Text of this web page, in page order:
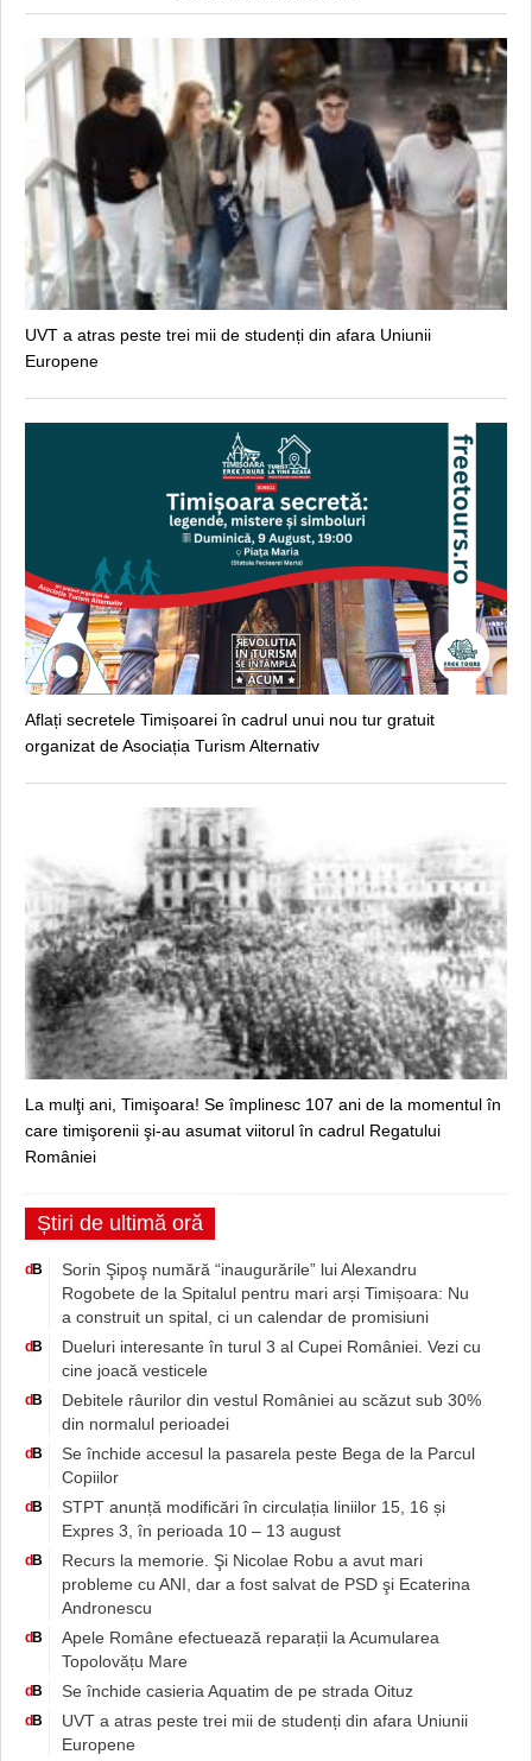
UVT a atras peste trei mii de studenți din afara Uniunii
Europene
Aflați secretele Timișoarei în cadrul unui nou tur gratuit
organizat de Asociația Turism Alternativ
La mulţi ani, Timişoara! Se împlinesc 107 ani de la momentul în
care timişorenii şi-au asumat viitorul în cadrul Regatului
României
Știri de ultimă oră
d B
Sorin Şipoş numără “inaugurările” lui Alexandru
Rogobete de la Spitalul pentru mari arși Timișoara: Nu
a construit un spital, ci un calendar de promisiuni
d B
Dueluri interesante în turul 3 al Cupei României. Vezi cu
cine joacă vesticele
d B
Debitele râurilor din vestul României au scăzut sub 30%
din normalul perioadei
d B
Se închide accesul la pasarela peste Bega de la Parcul
Copiilor
d B
STPT anunță modificări în circulația liniilor 15, 16 și
Expres 3, în perioada 10 – 13 august
d B
Recurs la memorie. Şi Nicolae Robu a avut mari
probleme cu ANI, dar a fost salvat de PSD şi Ecaterina
Andronescu
d B
Apele Române efectuează reparații la Acumularea
Topolovățu Mare
d B Se închide casieria Aquatim de pe strada Oituz
d B
UVT a atras peste trei mii de studenți din afara Uniunii
Europene